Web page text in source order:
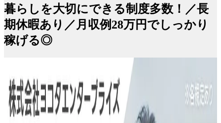
暮らしを大切にできる制度多数！／長
期休暇あり／月収例28万円でしっかり
稼げる◎